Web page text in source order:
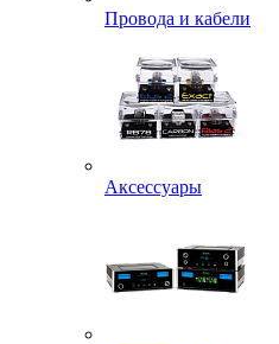
Провода и кабели
Аксессуары